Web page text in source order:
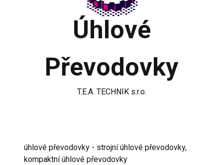
Úhlové
Převodovky
T.E.A. TECHNIK s.r.o.
úhlové převodovky - strojní úhlové převodovky,
kompaktní úhlové převodovky